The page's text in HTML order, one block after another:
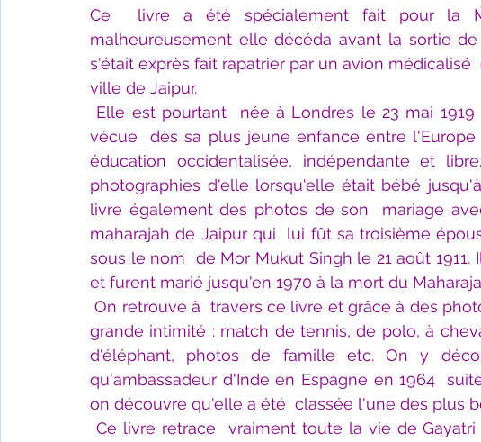
Ce  livre a été spécialement fait pour la
malheureusement elle décéda avant la sortie
s'était exprès fait rapatrier par un avion médicalisé
ville de Jaipur.
Elle est pourtant  née à Londres le 23 mai
vécue  dès sa plus jeune enfance entre
éducation occidentalisée, indépendante et
photographies d'elle lorsqu'elle était bébé
livre également des photos de son  mariage
maharajah de Jaipur qui  lui fût sa troisième
sous le nom  de Mor Mukut Singh le 21 août 1911.
et furent marié jusqu'en 1970 à la mort du
On retrouve à  travers ce livre et grâce à des
grande intimité : match de tennis, de polo, à
d'éléphant, photos de famille etc. On y
qu'ambassadeur d'Inde en Espagne en 1964
on découvre qu'elle a été  classée l'une des plus
Ce livre retrace  vraiment toute la vie de